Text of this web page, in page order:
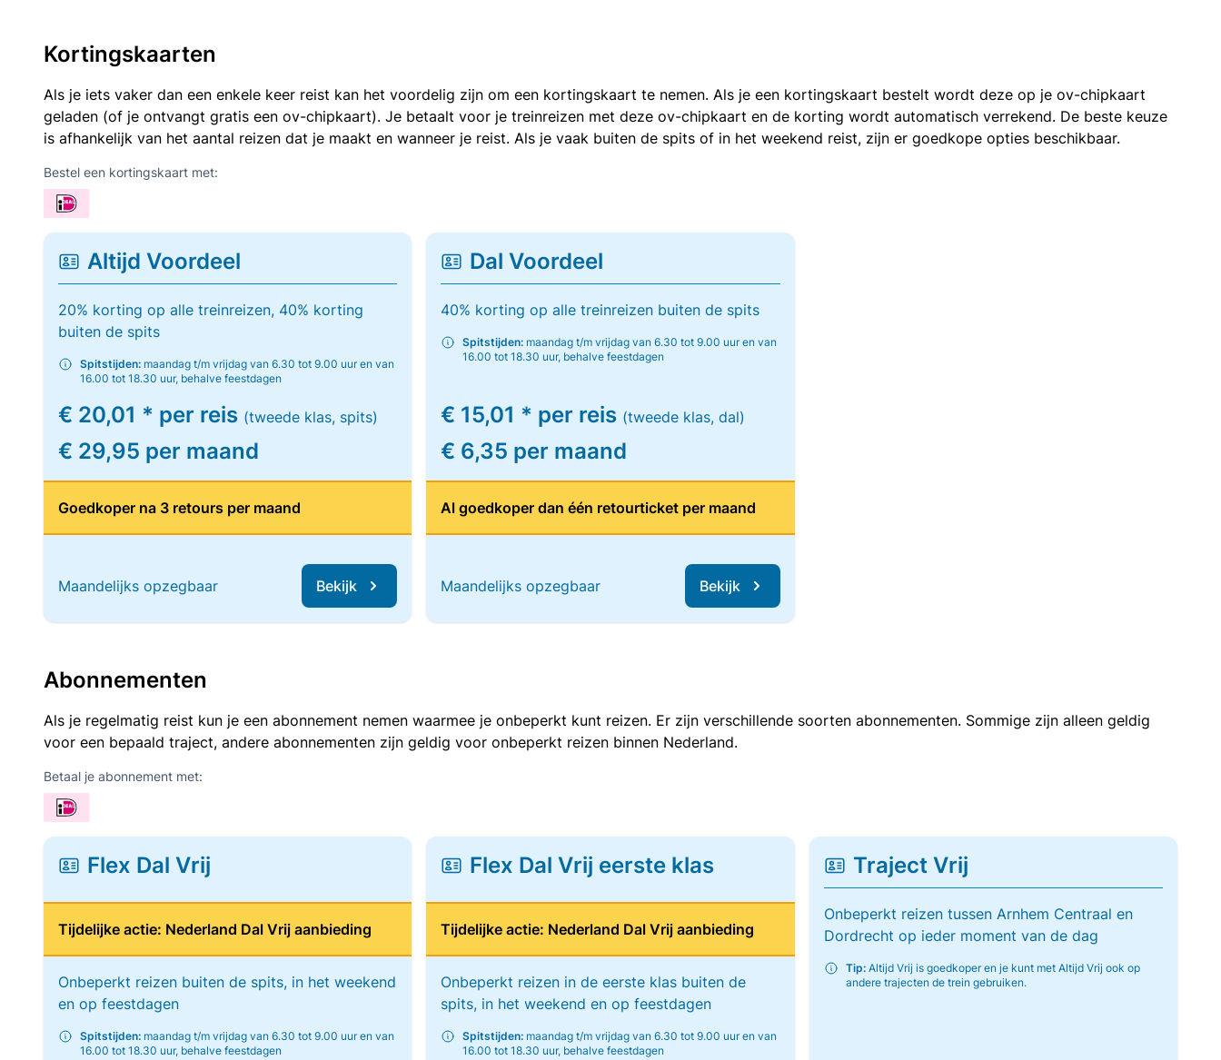
Kortingskaarten
Als je iets vaker dan een enkele keer reist kan het voordelig zijn om een kortingskaart te nemen. Als je een kortingskaart bestelt wordt deze op je ov-chipkaart
geladen (of je ontvangt gratis een ov-chipkaart). Je betaalt voor je treinreizen met deze ov-chipkaart en de korting wordt automatisch verrekend. De beste keuze
is afhankelijk van het aantal reizen dat je maakt en wanneer je reist. Als je vaak buiten de spits of in het weekend reist, zijn er goedkope opties beschikbaar.
Bestel een kortingskaart met:
Altijd Voordeel
20% korting op alle treinreizen, 40% korting
buiten de spits
Spitstijden: maandag t/m vrijdag van 6.30 tot 9.00 uur en van
16.00 tot 18.30 uur, behalve feestdagen
€ 20,01 * per reis (tweede klas, spits)
€ 29,95 per maand
Goedkoper na 3 retours per maand
Maandelijks opzegbaar Bekijk
Dal Voordeel
40% korting op alle treinreizen buiten de spits
Spitstijden: maandag t/m vrijdag van 6.30 tot 9.00 uur en van
16.00 tot 18.30 uur, behalve feestdagen
€ 15,01 * per reis (tweede klas, dal)
€ 6,35 per maand
Al goedkoper dan één retourticket per maand
Maandelijks opzegbaar Bekijk
Abonnementen
Als je regelmatig reist kun je een abonnement nemen waarmee je onbeperkt kunt reizen. Er zijn verschillende soorten abonnementen. Sommige zijn alleen geldig
voor een bepaald traject, andere abonnementen zijn geldig voor onbeperkt reizen binnen Nederland.
Betaal je abonnement met:
Flex Dal Vrij
Tijdelijke actie: Nederland Dal Vrij aanbieding
Onbeperkt reizen buiten de spits, in het weekend
en op feestdagen
Spitstijden: maandag t/m vrijdag van 6.30 tot 9.00 uur en van
16.00 tot 18.30 uur, behalve feestdagen
Flex Dal Vrij eerste klas
Tijdelijke actie: Nederland Dal Vrij aanbieding
Onbeperkt reizen in de eerste klas buiten de
spits, in het weekend en op feestdagen
Spitstijden: maandag t/m vrijdag van 6.30 tot 9.00 uur en van
16.00 tot 18.30 uur, behalve feestdagen
Traject Vrij
Onbeperkt reizen tussen Arnhem Centraal en
Dordrecht op ieder moment van de dag
Tip:Altijd Vrij is goedkoper en je kunt met Altijd Vrij ook op
andere trajecten de trein gebruiken.